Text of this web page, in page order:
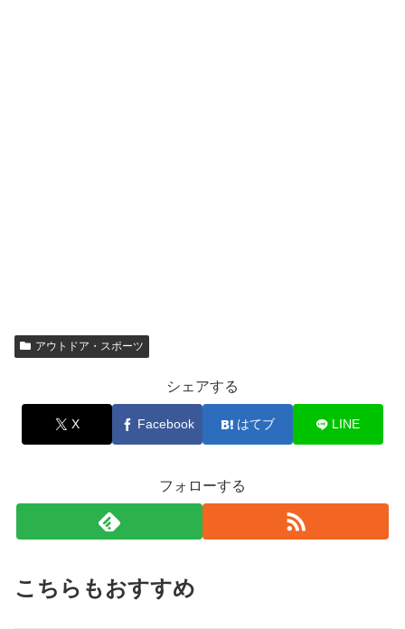
アウトドア・スポーツ
シェアする
X Facebook はてブ LINE
フォローする
こちらもおすすめ